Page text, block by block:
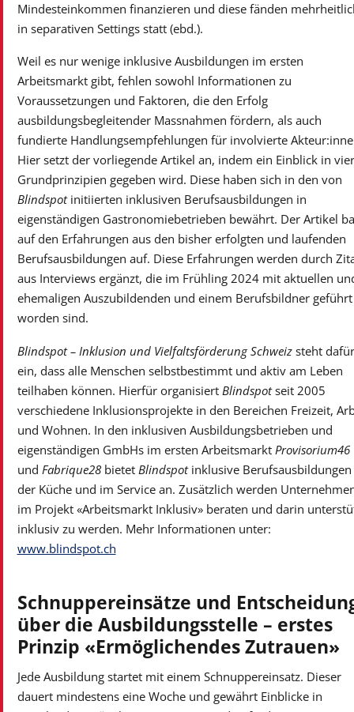
Mindesteinkommen finanzieren und diese fänden
in separativen Settings statt (ebd.).
Weil es nur wenige inklusive Ausbildungen im ersten
Arbeitsmarkt gibt, fehlen sowohl Informationen zu
Voraussetzungen und Faktoren, die den Erfolg
ausbildungsbegleitender Massnahmen fördern, als auch
fundierte Handlungsempfehlungen für involvierte
Hier setzt der vorliegende Artikel an, indem ein Einblick in vier
Grundprinzipien gegeben wird. Diese haben sich in den von
Blindspotinitiierten inklusiven Berufsausbildungen in
eigenständigen Gastronomiebetrieben bewährt. Der Artikel
auf den Erfahrungen aus den bisher erfolgten und laufenden
Berufsausbildungen auf. Diese Erfahrungen werden durch
aus Interviews ergänzt, die im Frühling 2024 mit aktuellen
ehemaligen Auszubildenden und einem Berufsbildner geführt
worden sind.
Blindspot – Inklusion und Vielfaltsförderung Schweizsteht dafür
ein, dass alle Menschen selbstbestimmt und aktiv am Leben
teilhaben können. Hierfür organisiert Blindspotseit 2005
verschiedene Inklusionsprojekte in den Bereichen Freizeit,
und Wohnen. In den inklusiven Ausbildungsbetrieben und
eigenständigen GmbHs im ersten Arbeitsmarkt Provisorium46
und Fabrique28bietetBlindspotinklusive
der Küche und im Service an. Zusätzlich werden
im Projekt «Arbeitsmarkt Inklusiv» beraten und darin
inklusiv zu werden. Mehr Informationen unter:
www.blindspot.ch
Schnuppereinsätze und
über die Ausbildungsstelle – erstes
Prinzip «Ermöglichendes Zutrauen»
Jede Ausbildung startet mit einem Schnuppereinsatz. Dieser
dauert mindestens eine Woche und gewährt Einblicke in